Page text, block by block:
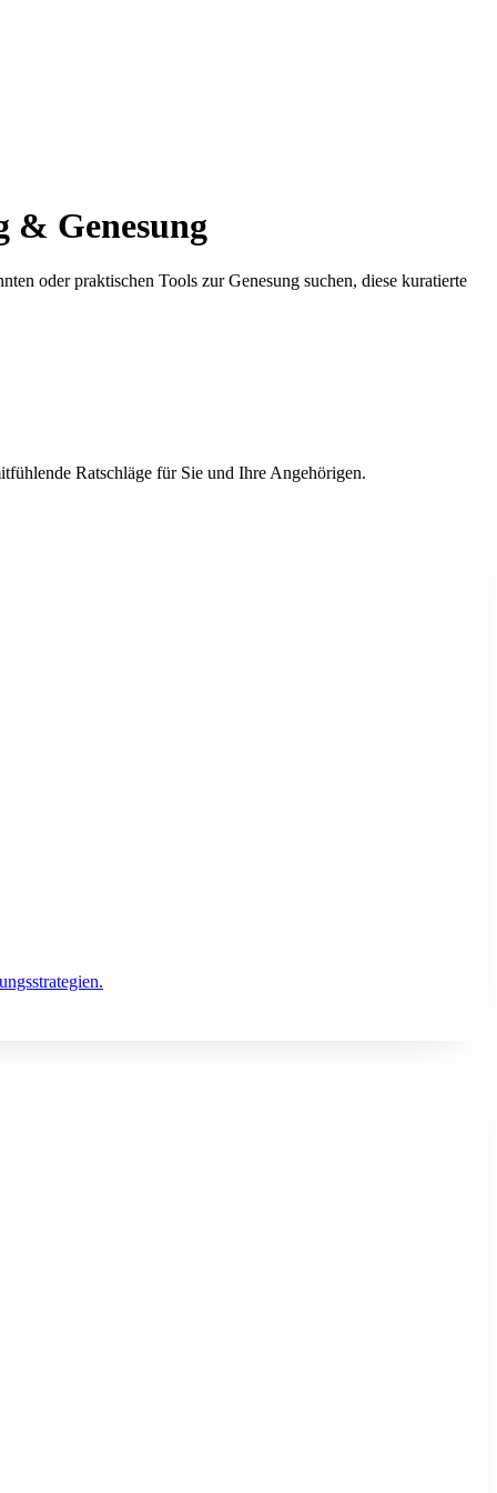
& Genesung
oder praktischen Tools zur Genesung suchen, diese kuratierte
Ratschläge für Sie und Ihre Angehörigen.